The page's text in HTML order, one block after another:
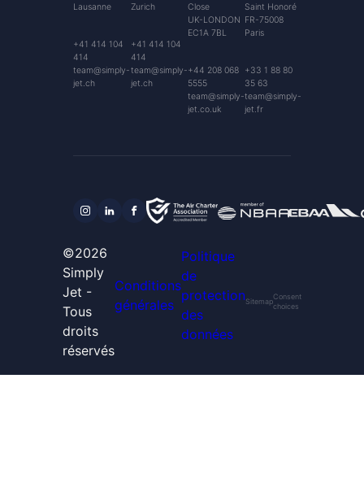
Lausanne
+41 414 104
414
team@simply-
jet.ch
Zurich
+41 414 104
414
team@simply-
jet.ch
Close
UK-LONDON
EC1A 7BL
+44 208 068
5555
team@simply-
jet.co.uk
Saint Honoré
FR-75008
Paris
+33 1 88 80
35 63
team@simply-
jet.fr
©2026
Simply
Jet -
Tous
droits
réservés
Conditions
générales
Politique
de
protection
des
données
Sitemap
Consent
choices